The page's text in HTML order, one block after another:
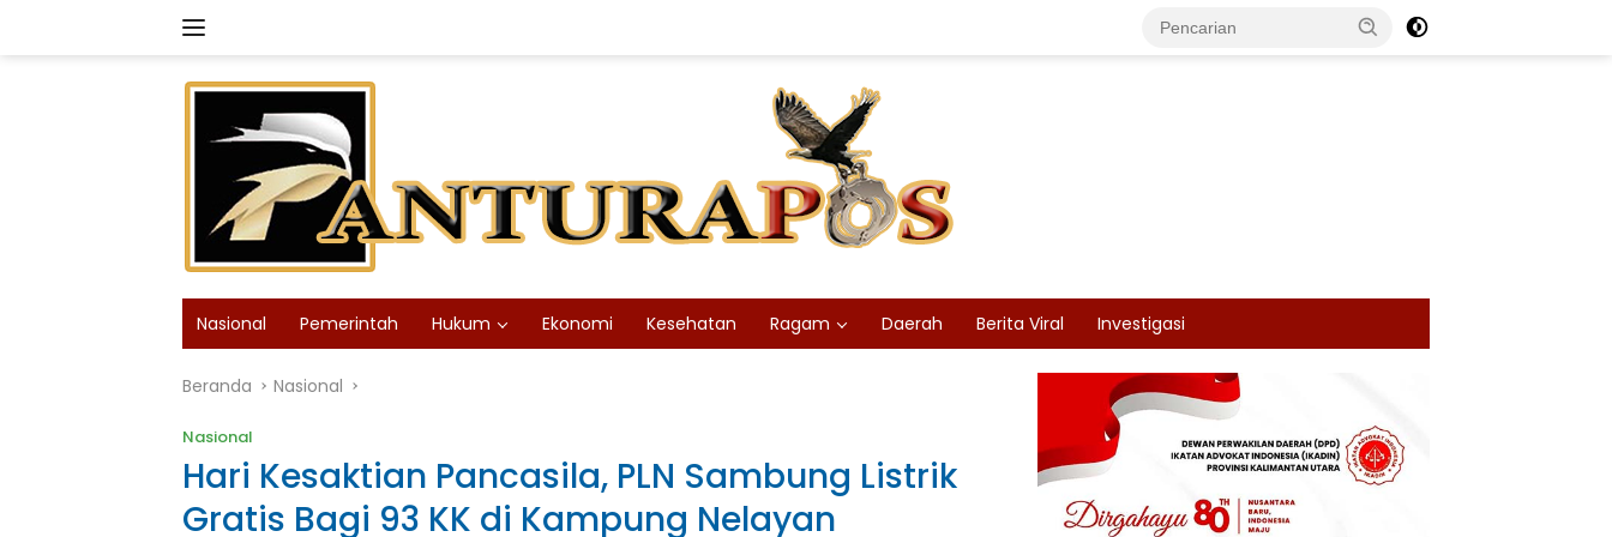
Nasional Pemerintah Hukum Ekonomi Kesehatan Ragam Daerah Berita Viral Investigasi
Beranda Nasional
Nasional
Hari Kesaktian Pancasila, PLN Sambung Listrik
Gratis Bagi 93 KK di Kampung Nelayan